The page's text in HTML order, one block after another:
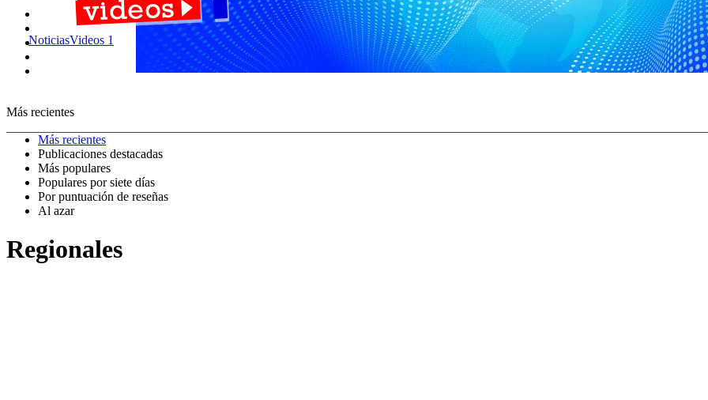
NoticiasVideos 1
Más recientes
Más recientes
Publicaciones destacadas
Más populares
Populares por siete días
Por puntuación de reseñas
Al azar
Regionales